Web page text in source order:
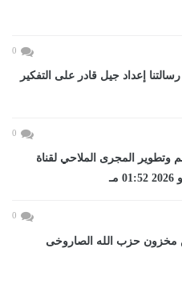
0
إعداد جيل قادر على التفكير
0
وتطوير المجرى الملاحي لقناة
0